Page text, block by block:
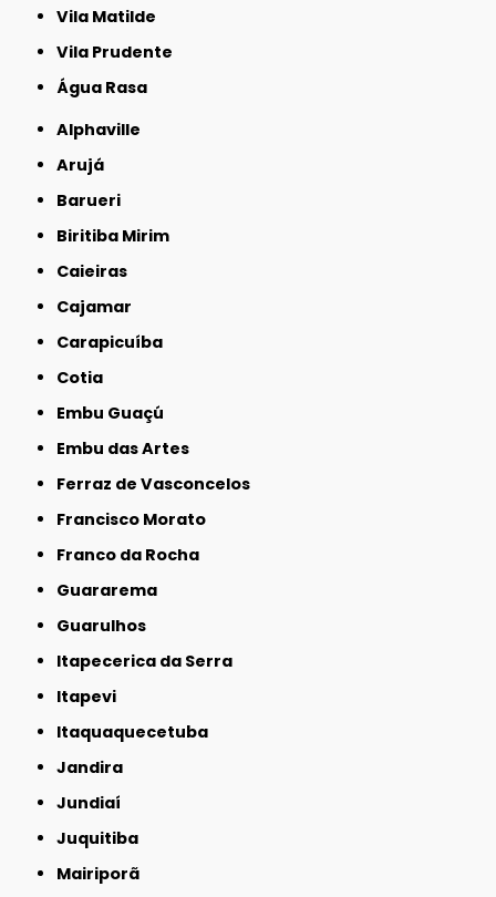
Vila Matilde
Vila Prudente
Água Rasa
Alphaville
Arujá
Barueri
Biritiba Mirim
Caieiras
Cajamar
Carapicuíba
Cotia
Embu Guaçú
Embu das Artes
Ferraz de Vasconcelos
Francisco Morato
Franco da Rocha
Guararema
Guarulhos
Itapecerica da Serra
Itapevi
Itaquaquecetuba
Jandira
Jundiaí
Juquitiba
Mairiporã